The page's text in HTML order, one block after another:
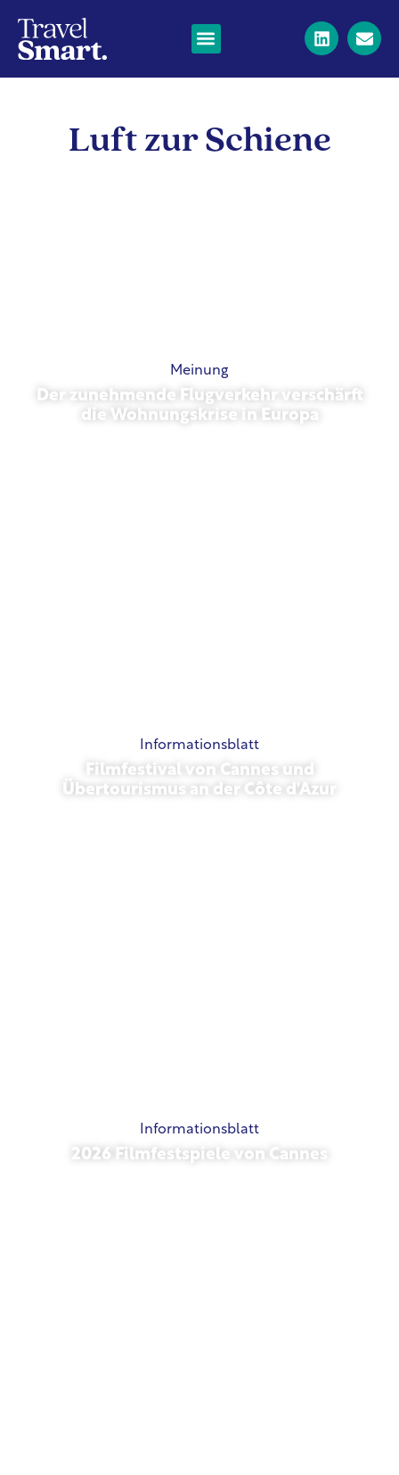
Luft zur Schiene
Meinung
Der zunehmende Flugverkehr verschärft
die Wohnungskrise in Europa
Informationsblatt
Filmfestival von Cannes und
Übertourismus an der Côte d'Azur
Informationsblatt
2026 Filmfestspiele von Cannes